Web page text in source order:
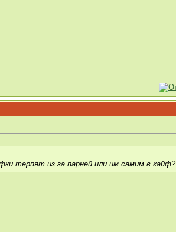
терпят из за парней или им самим в кайф?